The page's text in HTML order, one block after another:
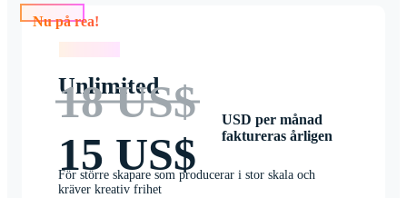
Nu på rea!
Unlimited
18 US$
15 US$
USD per månad
faktureras årligen
För större skapare som producerar i stor skala och
kräver kreativ frihet